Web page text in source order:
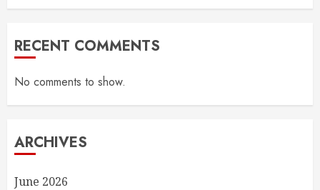
RECENT COMMENTS
No comments to show.
ARCHIVES
June 2026